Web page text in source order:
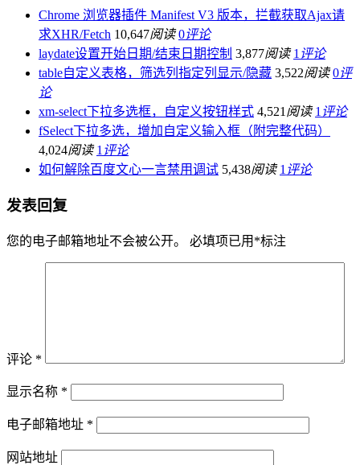
Chrome 浏览器插件 Manifest V3 版本，拦截获取Ajax请
求XHR/Fetch 10,647阅读 0评论
laydate设置开始日期/结束日期控制 3,877阅读 1 评论
table自定义表格，筛选列指定列显示/隐藏 3,522阅读 0评
论
xm-select下拉多选框，自定义按钮样式 4,521 阅读 1 评论
fSelect下拉多选，增加自定义输入框（附完整代码）
4,024阅读 1 评论
如何解除百度文心一言禁用调试 5,438阅读 1 评论
发表回复
您的电子邮箱地址不会被公开。 必填项已用 *标注
评论 *
显示名称 *
电子邮箱地址 *
网站地址